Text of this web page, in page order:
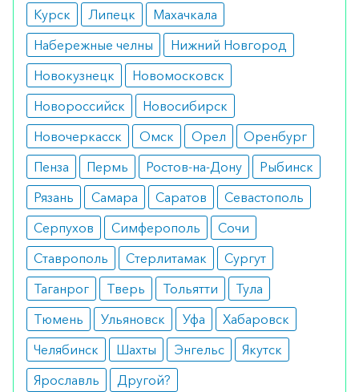
жидкостью. Большое количество жидкости
помогает заживлению процесса.
Как оформить заказ?
Вы можете заказать препарат с доставкой в
аптеку-партнёра в вашем городе. Для этого Вы
можете оформить бронирование на сайте или
заказать по телефону8 800 301 52 86 (бесплатно
с любого телефона по РФ)
Курск
Липецк
Махачкала
Набережные челны
Нижний Новгород
Новокузнецк
Новомосковск
Новороссийск
Новосибирск
Новочеркасск
Омск Орел
Оренбург
Пенза
Пермь Ростов-на-Дону
Рыбинск
Рязань
Самара Саратов
Севастополь
Серпухов
Симферополь
Сочи
Ставрополь
Стерлитамак
Сургут
Таганрог
Тверь Тольятти
Тула
Тюмень
Ульяновск Уфа
Хабаровск
Челябинск
Шахты Энгельс
Якутск
Ярославль
Другой?